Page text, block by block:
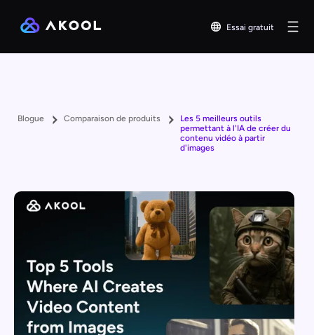
Essai gratuit
Blogue Comparaison de produits
Les 5 meilleurs outils
permettant à l'IA de créer du
contenu vidéo à partir
d'images